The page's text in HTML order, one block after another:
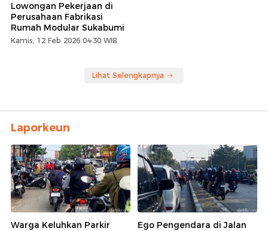
Lowongan Pekerjaan di
Perusahaan Fabrikasi
Rumah Modular Sukabumi
Kamis, 12 Feb 2026 04:30 WIB
Lihat Selengkapnya
Laporkeun
Warga Keluhkan Parkir
Ego Pengendara di Jalan